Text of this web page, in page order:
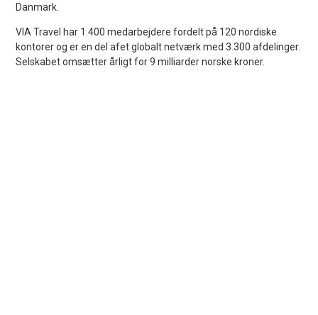
Danmark.
VIA Travel har 1.400 medarbejdere fordelt på 120 nordiske
kontorer og er en del afet globalt netværk med 3.300 afdelinger.
Selskabet omsætter årligt for 9 milliarder norske kroner.